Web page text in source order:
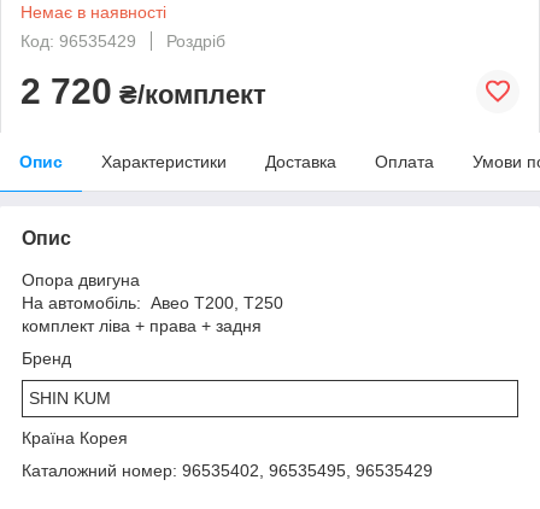
Немає в наявності
Код: 96535429
Роздріб
2 720 ₴/комплект
Опис Характеристики Доставка Оплата Умови
Опис
Опора двигуна
На автомобіль: Авео Т200, Т250
комплект ліва + права + задня
Бренд
SHIN KUM
Країна Корея
Каталожний номер: 96535402, 96535495, 96535429